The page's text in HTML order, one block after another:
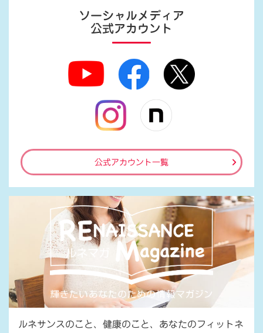
ソーシャルメディア
公式アカウント
公式アカウント一覧
ルネサンスのこと、健康のこと、あなたのフィットネ